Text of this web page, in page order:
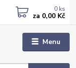
Menu
0 ks
za 0,00 Kč